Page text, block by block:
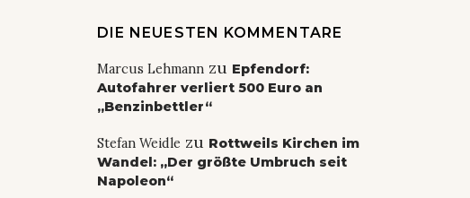
DIE NEUESTEN KOMMENTARE
Marcus Lehmannzu Epfendorf:
Autofahrer verliert 500 Euro an
„Benzinbettler“
Stefan Weidle zu Rottweils Kirchen im
Wandel: „Der größte Umbruch seit
Napoleon“